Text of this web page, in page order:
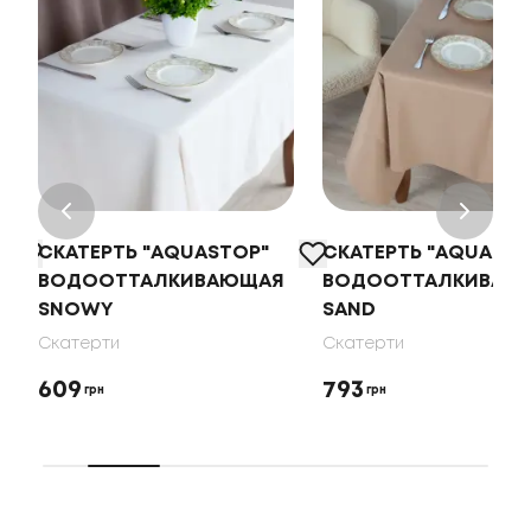
СКАТЕРТЬ "AQUASTOP"
ВОДООТТАЛКИВАЮЩАЯ
SNOWY
Скатерти
609 грн
СКАТЕРТЬ
SAND
Скатерти
793 грн